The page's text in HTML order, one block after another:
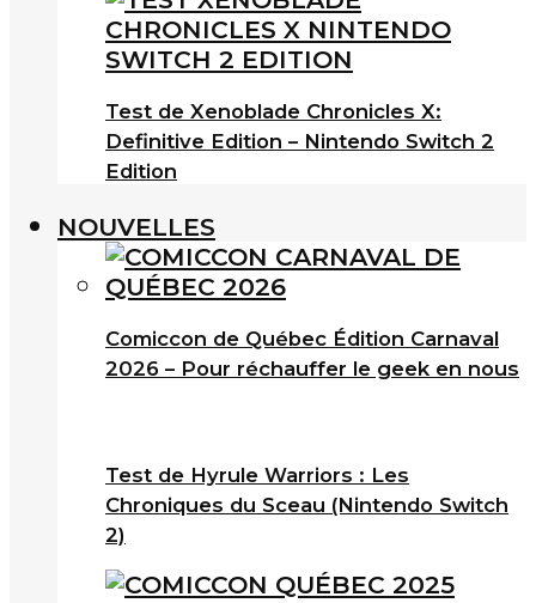
Test de Xenoblade Chronicles X:
Definitive Edition – Nintendo Switch 2
Edition
NOUVELLES
Comiccon de Québec Édition Carnaval
2026 – Pour réchauffer le geek en nous
Test de Hyrule Warriors : Les
Chroniques du Sceau (Nintendo Switch
2)